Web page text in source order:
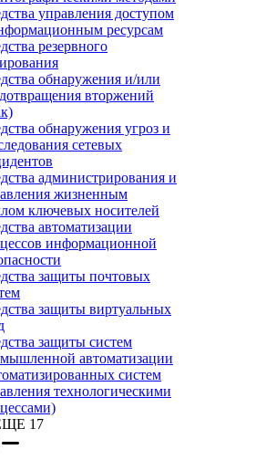
управления доступом
ресурсам
резервного
обнаружения и/или
вторжений
обнаружения угроз и
сетевых
администрирования и
жизненным
ключевых носителей
автоматизации
информационной
защиты почтовых
защиты виртуальных
защиты систем
автоматизации
систем
технологическими
17